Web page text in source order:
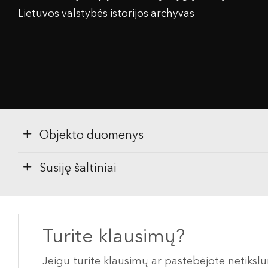
Lietuvos valstybės istorijos archyvas
Objekto duomenys
Susiję šaltiniai
Turite klausimų?
Jeigu turite klausimų ar pastebėjote